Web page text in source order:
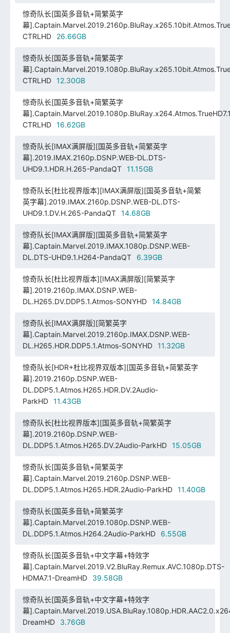
惊奇队长[国英多音轨+简繁英字
幕
CTRLHD
26.66GB
惊奇队长[国英多音轨+简繁英字
幕
CTRLHD
12.30GB
惊奇队长[国英多音轨+简繁英字
幕
CTRLHD
16.62GB
惊奇队长[IMAX满屏版][国英多音轨+简繁英字
幕].2019.IMAX.2160p.DSNP.WEB-DL.DTS-
UHD9.1.HDR.H.265-PandaQT
11.15GB
惊奇队长[杜比视界版本][IMAX满屏版][国英多音轨+简繁
英字幕].2019.IMAX.2160p.DSNP.WEB-DL.DTS-
UHD9.1.DV.H.265-PandaQT
14.68GB
惊奇队长[IMAX满屏版][国英多音轨+简繁英字
幕].Captain.Marvel.2019.IMAX.1080p.DSNP.WEB-
DL.DTS-UHD9.1.H264-PandaQT
6.39GB
惊奇队长[杜比视界版本][IMAX满屏版][简繁英字
幕].2019.2160p.IMAX.DSNP.WEB-
DL.H265.DV.DDP5.1.Atmos-SONYHD
14.84GB
惊奇队长[IMAX满屏版][简繁英字
幕].Captain.Marvel.2019.2160p.IMAX.DSNP.WEB-
DL.H265.HDR.DDP5.1.Atmos-SONYHD
11.32GB
惊奇队长[HDR+杜比视界双版本][国英多音轨+简繁英字
幕].2019.2160p.DSNP.WEB-
DL.DDP5.1.Atmos.H265.HDR.DV.2Audio-
ParkHD
11.43GB
惊奇队长[杜比视界版本][国英多音轨+简繁英字
幕].2019.2160p.DSNP.WEB-
DL.DDP5.1.Atmos.H265.DV.2Audio-ParkHD
15.05GB
惊奇队长[国英多音轨+简繁英字
幕].Captain.Marvel.2019.2160p.DSNP.WEB-
DL.DDP5.1.Atmos.H265.HDR.2Audio-ParkHD
11.40GB
惊奇队长[国英多音轨+简繁英字
幕].Captain.Marvel.2019.1080p.DSNP.WEB-
DL.DDP5.1.Atmos.H264.2Audio-ParkHD
6.55GB
惊奇队长[国英多音轨+中文字幕+特效字
幕].Captain.Marvel.2019.V2.BluRay.Remux.AVC.1080p.DTS-
HDMA7.1-DreamHD
39.58GB
惊奇队长[国英多音轨+中文字幕+特效字
幕
DreamHD
3.76GB